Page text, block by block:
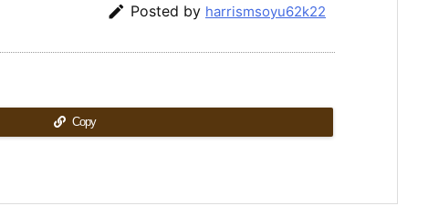
 Posted by harrismsoyu62k22
Copy